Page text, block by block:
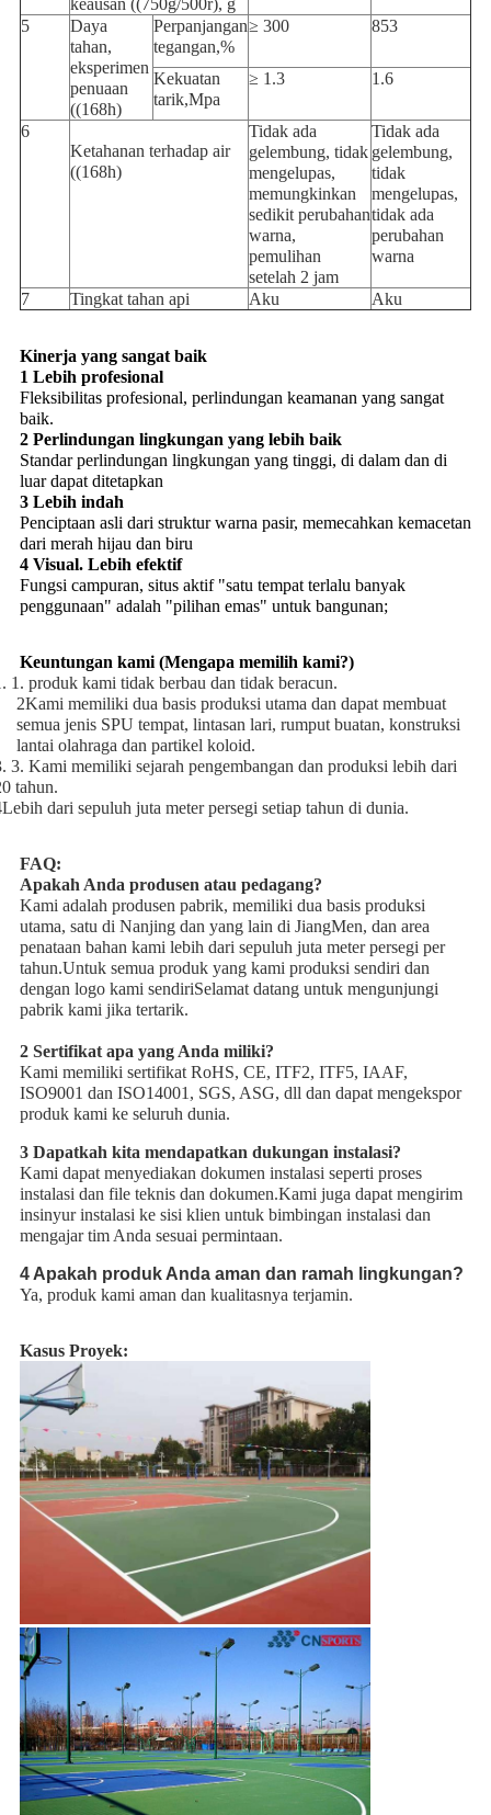
keausan ((750g/500r), g
5
Daya
tahan,
eksperimen
penuaan
((168h)
Perpanjangan
tegangan,%
≥ 300 853
Kekuatan
tarik,Mpa
≥ 1.3 1.6
6
Ketahanan terhadap air
((168h)
Tidak ada
gelembung, tidak
mengelupas,
memungkinkan
sedikit perubahan
warna,
pemulihan
setelah 2 jam
Tidak ada
gelembung,
tidak
mengelupas,
tidak ada
perubahan
warna
7 Tingkat tahan api Aku Aku
Kinerja yang sangat baik
1 Lebih profesional
Fleksibilitas profesional, perlindungan keamanan yang sangat
baik.
2 Perlindungan lingkungan yang lebih baik
Standar perlindungan lingkungan yang tinggi, di dalam dan di
luar dapat ditetapkan
3 Lebih indah
Penciptaan asli dari struktur warna pasir, memecahkan kemacetan
dari merah hijau dan biru
4 Visual. Lebih efektif
Fungsi campuran, situs aktif "satu tempat terlalu banyak
penggunaan" adalah "pilihan emas" untuk bangunan;
Keuntungan kami (Mengapa memilih kami?)
1. produk kami tidak berbau dan tidak beracun.
2Kami memiliki dua basis produksi utama dan dapat membuat
semua jenis SPU tempat, lintasan lari, rumput buatan, konstruksi
lantai olahraga dan partikel koloid.
3. Kami memiliki sejarah pengembangan dan produksi lebih dari
tahun.
dari sepuluh juta meter persegi setiap tahun di dunia.
FAQ:
Apakah Anda produsen atau pedagang?
Kami adalah produsen pabrik, memiliki dua basis produksi
utama, satu di Nanjing dan yang lain di JiangMen, dan area
penataan bahan kami lebih dari sepuluh juta meter persegi per
tahun.Untuk semua produk yang kami produksi sendiri dan
dengan logo kami sendiriSelamat datang untuk mengunjungi
pabrik kami jika tertarik.
2 Sertifikat apa yang Anda miliki?
Kami memiliki sertifikat RoHS, CE, ITF2, ITF5, IAAF,
ISO9001 dan ISO14001, SGS, ASG, dll dan dapat mengekspor
produk kami ke seluruh dunia.
3 Dapatkah kita mendapatkan dukungan instalasi?
Kami dapat menyediakan dokumen instalasi seperti proses
instalasi dan file teknis dan dokumen.Kami juga dapat mengirim
insinyur instalasi ke sisi klien untuk bimbingan instalasi dan
mengajar tim Anda sesuai permintaan.
4 Apakah produk Anda aman dan ramah lingkungan?
Ya, produk kami aman dan kualitasnya terjamin.
Kasus Proyek: